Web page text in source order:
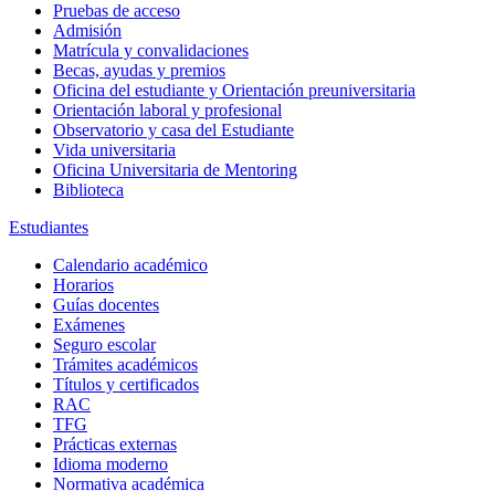
Pruebas de acceso
Admisión
Matrícula y convalidaciones
Becas, ayudas y premios
Oficina del estudiante y Orientación preuniversitaria
Orientación laboral y profesional
Observatorio y casa del Estudiante
Vida universitaria
Oficina Universitaria de Mentoring
Biblioteca
Estudiantes
Calendario académico
Horarios
Guías docentes
Exámenes
Seguro escolar
Trámites académicos
Títulos y certificados
RAC
TFG
Prácticas externas
Idioma moderno
Normativa académica